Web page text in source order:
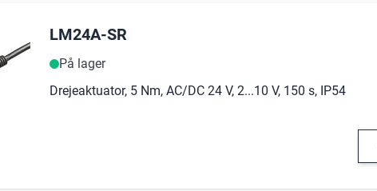
LM24A-SR
På lager
Drejeaktuator, 5 Nm, AC/DC 24 V, 2...10 V, 150 s, IP54